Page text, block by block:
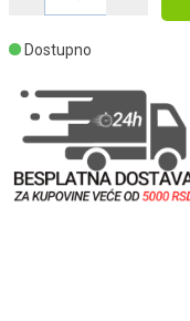
Dostupno